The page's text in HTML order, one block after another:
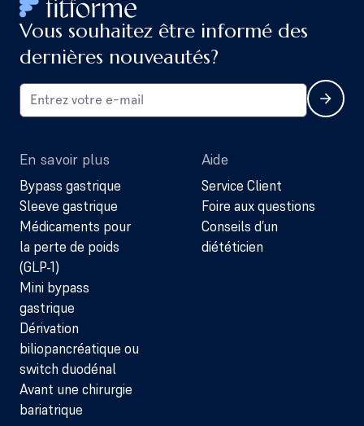
Vous souhaitez être informé des
dernières nouveautés?
En savoir plus
Bypass gastrique
Sleeve gastrique
Médicaments pour
la perte de poids
(GLP-1)
Mini bypass
gastrique
Dérivation
biliopancréatique ou
switch duodénal
Avant une chirurgie
bariatrique
Aide
Service Client
Foire aux questions
Conseils d’un
diététicien